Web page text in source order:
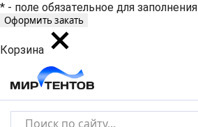
* - поле обязательное для заполнения
Корзина